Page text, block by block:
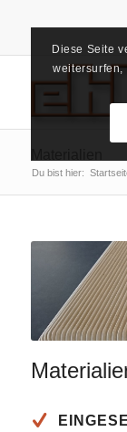
Du bist hier:
Diese Seite
weitersurfen,